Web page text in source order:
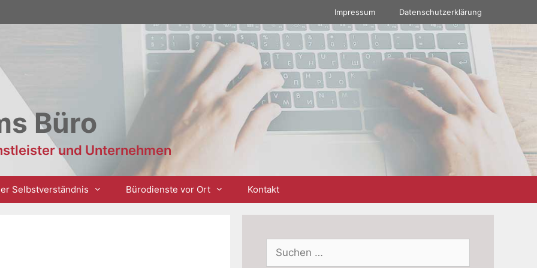
Impressum Datenschutzerklärung
Büro
und Unternehmen
Selbstverständnis Bürodienste vor Ort Kontakt
Suchen
nach: